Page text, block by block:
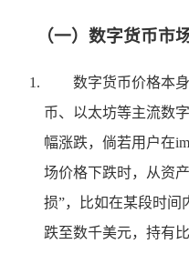
（一）数字货币市
数字货币价格本
币、以太坊等主流数
幅涨跌，倘若用户在
场价格下跌时，从资
损”，比如在某段时间
跌至数千美元，持有